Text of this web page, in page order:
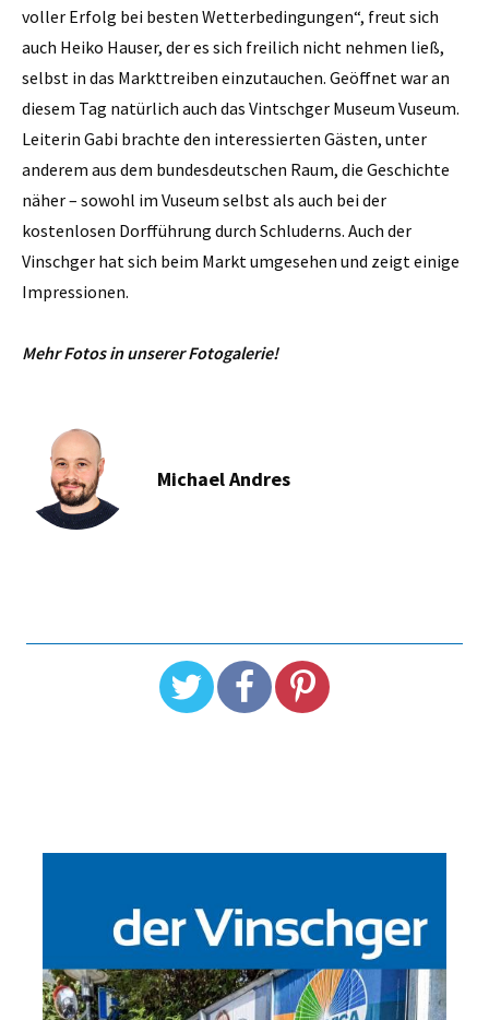
voller Erfolg bei besten Wetterbedingungen“, freut sich
auch Heiko Hauser, der es sich freilich nicht nehmen ließ,
selbst in das Markttreiben einzutauchen. Geöffnet war an
diesem Tag natürlich auch das Vintschger Museum Vuseum.
Leiterin Gabi brachte den interessierten Gästen, unter
anderem aus dem bundesdeutschen Raum, die Geschichte
näher – sowohl im Vuseum selbst als auch bei der
kostenlosen Dorfführung durch Schluderns. Auch der
Vinschger hat sich beim Markt umgesehen und zeigt einige
Impressionen.
Mehr Fotos in unserer Fotogalerie!
Michael Andres